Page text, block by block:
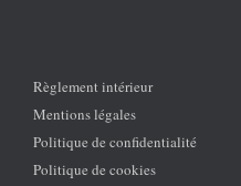
Règlement intérieur
Mentions légales
Politique de confidentialité
Politique de cookies